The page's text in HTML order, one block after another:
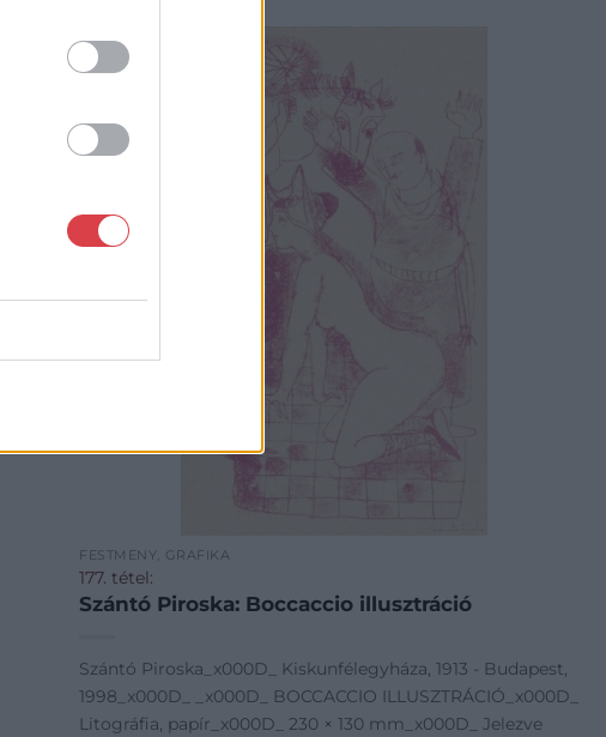
FESTMÉNY, GRAFIKA
177. tétel:
Szántó Piroska: Boccaccio illusztráció
Szántó Piroska_x000D_ Kiskunfélegyháza, 1913 - Budapest,
1998_x000D_ _x000D_ BOCCACCIO ILLUSZTRÁCIÓ_x000D_
Litográfia, papír_x000D_ 230 × 130 mm_x000D_ Jelezve